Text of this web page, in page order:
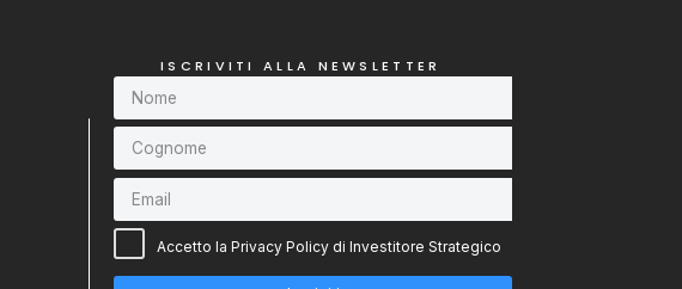
ISCRIVITI ALLA NEWSLETTER